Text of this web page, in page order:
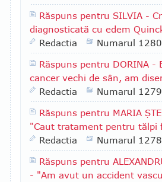
Răspuns pentru SILVIA -
diagnosticată cu edem
Redactia
Numarul 1280
Răspuns pentru DORINA
cancer vechi de sân, am
Redactia
Numarul 1279
Răspuns pentru MARIA
"Caut tratament pentru tălpi
Redactia
Numarul 1278
Răspuns pentru
- "Am avut un accident